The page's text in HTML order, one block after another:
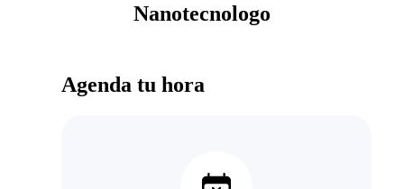
Nanotecnologo
Agenda tu hora